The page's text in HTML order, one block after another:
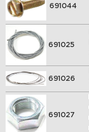
691044
691025
691026
691027